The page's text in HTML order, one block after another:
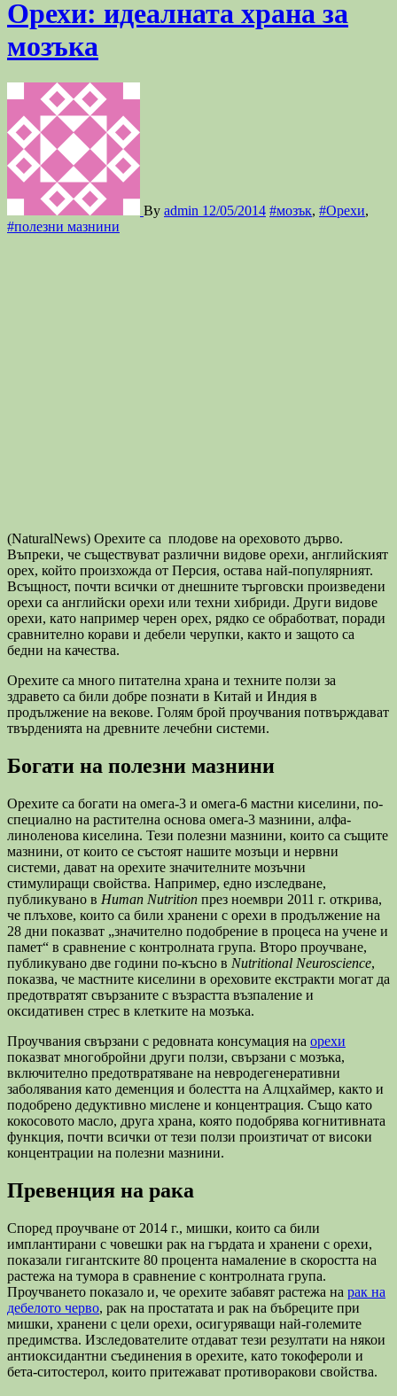
Орехи: идеалната храна за
мозъка
By admin 12/05/2014 #мозък, #Орехи,
#полезни мазнини
(NaturalNews) Орехите са плодове на ореховото дърво.
Въпреки, че съществуват различни видове орехи, английският
орех, който произхожда от Персия, остава най-популярният.
Всъщност, почти всички от днешните търговски произведени
орехи са английски орехи или техни хибриди. Други видове
орехи, като например черен орех, рядко се обработват, поради
сравнително корави и дебели черупки, както и защото са
бедни на качества.
Орехите са много питателна храна и техните ползи за
здравето са били добре познати в Китай и Индия в
продължение на векове. Голям брой проучвания потвърждават
твърденията на древните лечебни системи.
Богати на полезни мазнини
Орехите са богати на омега-3 и омега-6 мастни киселини, по-
специално на растителна основа омега-3 мазнини, алфа-
линоленова киселина. Тези полезни мазнини, които са същите
мазнини, от които се състоят нашите мозъци и нервни
системи, дават на орехите значителните мозъчни
стимулиращи свойства. Например, едно изследване,
публикувано в Human Nutrition през ноември 2011 г. открива,
че плъхове, които са били хранени с орехи в продължение на
28 дни показват „значително подобрение в процеса на учене и
памет“ в сравнение с контролната група. Второ проучване,
публикувано две години по-късно в Nutritional Neuroscience,
показва, че мастните киселини в ореховите екстракти могат да
предотвратят свързаните с възрастта възпаление и
оксидативен стрес в клетките на мозъка.
Проучвания свързани с редовната консумация на орехи
показват многобройни други ползи, свързани с мозъка,
включително предотвратяване на невродегенеративни
заболявания като деменция и болестта на Алцхаймер, както и
подобрено дедуктивно мислене и концентрация. Също като
кокосовото масло, друга храна, която подобрява когнитивната
функция, почти всички от тези ползи произтичат от високи
концентрации на полезни мазнини.
Превенция на рака
Според проучване от 2014 г., мишки, които са били
имплантирани с човешки рак на гърдата и хранени с орехи,
показали гигантските 80 процента намаление в скоростта на
растежа на тумора в сравнение с контролната група.
Проучването показало и, че орехите забавят растежа на рак на
дебелото черво, рак на простатата и рак на бъбреците при
мишки, хранени с цели орехи, осигуряващи най-големите
предимства. Изследователите отдават тези резултати на някои
антиоксидантни съединения в орехите, като токофероли и
бета-ситостерол, които притежават противоракови свойства.